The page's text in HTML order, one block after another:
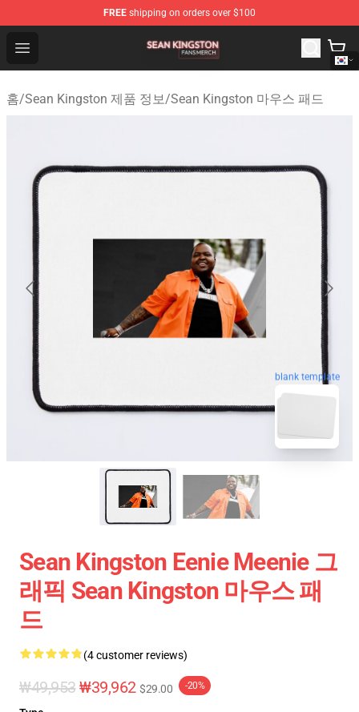
FREE shipping on orders over $100
Open menu
Sean Kingston Shop - Official Sean Kingston
홈/Sean Kingston 제품 정보/Sean Kingston 마우스 패드
blank template
Sean Kingston Eenie Meenie 그
래픽 Sean Kingston 마우스 패
드
(4 customer reviews)
₩49,953 ₩39,962 $29.00 -20%